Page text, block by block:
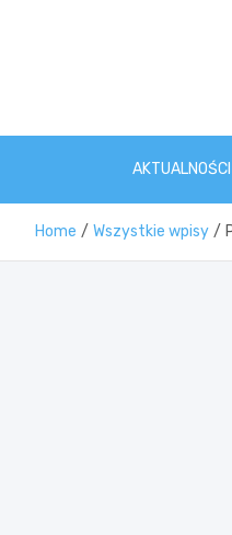
AKTUALNOŚCI
Home Wszystkie wpisy